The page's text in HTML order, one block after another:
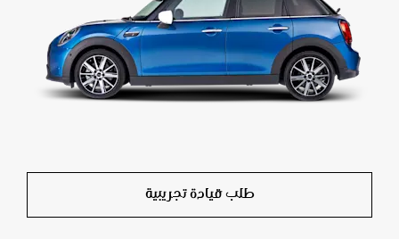
طلب قيادة تجريبية